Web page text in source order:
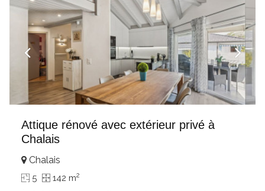
Attique rénové avec extérieur privé à
Chalais
Chalais
5 142 m2